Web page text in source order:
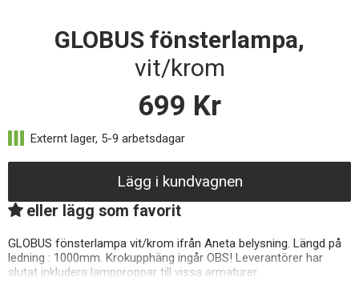
GLOBUS fönsterlampa,
vit/krom
699 Kr
Lägg i kundvagnen
eller lägg som favorit
GLOBUS fönsterlampa vit/krom ifrån Aneta belysning. Längd på
ledning : 1000mm. Krokupphäng ingår OBS! Leverantörer har
slutat inkludera lampproppar till vissa armaturer.